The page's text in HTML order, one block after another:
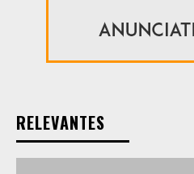
RELEVANTES